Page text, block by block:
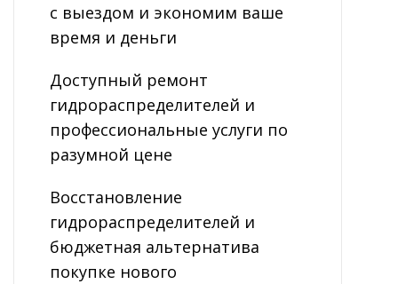
с выездом и экономим ваше
время и деньги
Доступный ремонт
гидрораспределителей и
профессиональные услуги по
разумной цене
Восстановление
гидрораспределителей и
бюджетная альтернатива
покупке нового